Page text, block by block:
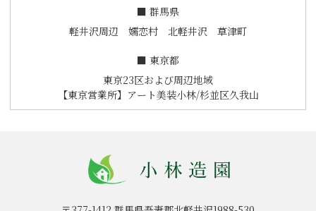
ン
■ 群馬県
軽井沢周辺 嬬恋村 北軽井沢 草津町
■ 東京都
東京23区および周辺地域
【東京営業所】アート美装小林/杉並区久我山